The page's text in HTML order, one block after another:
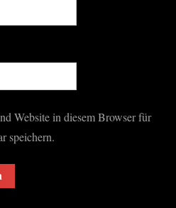
Website in diesem Browser für
speichern.